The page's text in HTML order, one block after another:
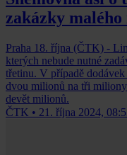
zakázky malého
Praha 18. října (ČTK) -
kterých nebude nutné
třetinu. V případě
dvou milionů na tři miliony
devět milionů.
ČTK • 21. října 2024,